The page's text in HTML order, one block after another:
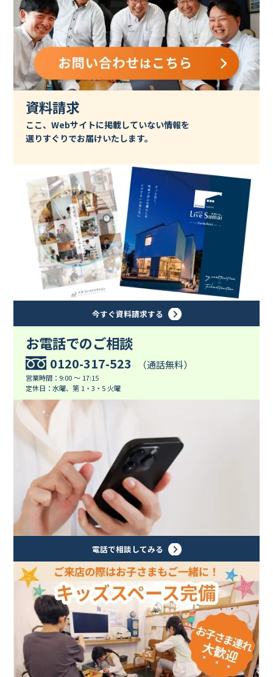
資料請求
ここ、Webサイトに掲載していない情報を
選りすぐりでお届けいたします。
今すぐ資料請求する
お電話でのご相談
0120-317-523 （通話無料）
営業時間：9:00 ～ 17:15
定休日：水曜、第 1・3・5 火曜
電話で相談してみる